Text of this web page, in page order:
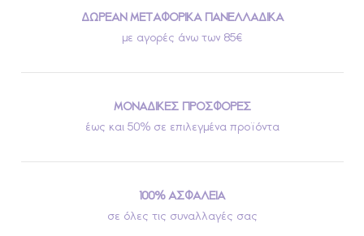
ΔΩΡΕΑΝ ΜΕΤΑΦΟΡΙΚΑ ΠΑΝΕΛΛΑΔΙΚΑ
με αγορές άνω των 85€
ΜΟΝΑΔΙΚΕΣ ΠΡΟΣΦΟΡΕΣ
έως και 50% σε επιλεγμένα προϊόντα
100% ΑΣΦΑΛΕΙΑ
σε όλες τις συναλλαγές σας